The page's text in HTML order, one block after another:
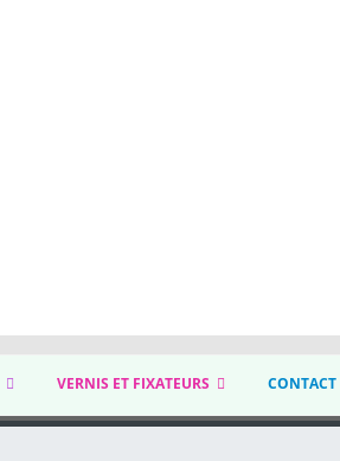
VERNIS ET FIXATEURS CONTACT